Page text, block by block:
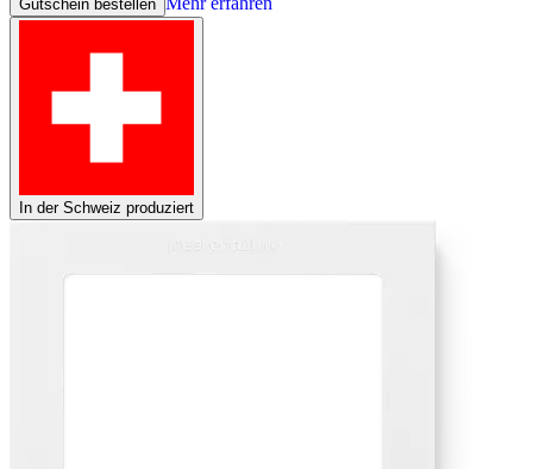
Gutschein bestellen
In der Schweiz produziert